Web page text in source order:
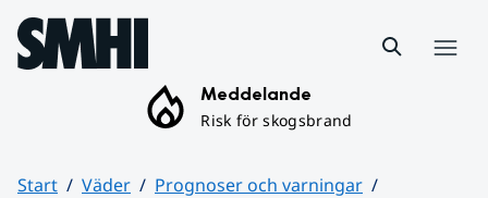
Hoppa till sidans innehåll
Meddelande
Risk för skogsbrand
Start Väder
Prognoser och varningar